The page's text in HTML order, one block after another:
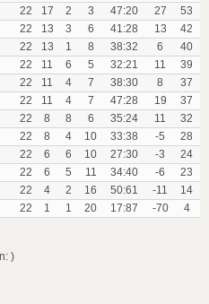
22 17 2 3 47:20 27
53
22 13 3 6 41:28 13
42
22 13 1 8 38:32 6
40
22 11 6 5 32:21 11
39
22 11 4 7 38:30 8
37
22 11 4 7 47:28 19
37
22 8 8 6 35:24 11
32
22 8 4 10 33:38 -5
28
22 6 6 10 27:30 -3
24
22 6 5 11 34:40 -6
23
22 4 2 16 50:61 -11
14
22 1 1 20 17:87 -70 4
)